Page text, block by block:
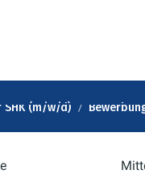
SHK (m/w/d)